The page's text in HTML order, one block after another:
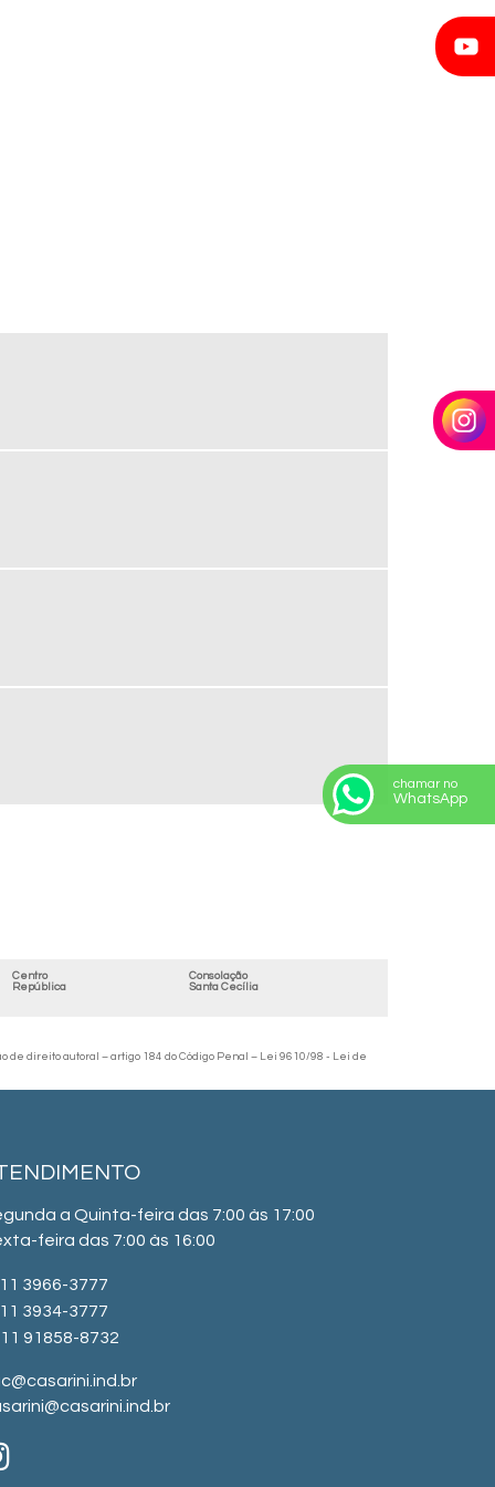
Centro
Consolação
República
Santa Cecília
de direito autoral – artigo 184 do Código Penal – Lei 9610/98 - Lei de
a Quinta-feira das 7:00 às 17:00
feira das 7:00 às 16:00
3966-3777
3934-3777
11 91858-8732
chamar no
WhatsApp